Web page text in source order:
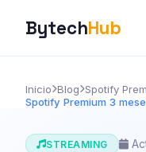
BytechHub
Inicio Blog Spotify
Spotify Premium 3
STREAMING